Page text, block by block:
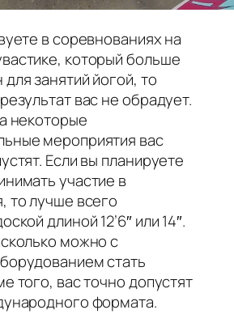
в соревнованиях на
который больше
занятий йогой, то
вас не обрадует.
некоторые
мероприятия вас
Если вы планируете
участие в
то лучше всего
длиной 12’6″ или 14″.
можно с
стать
того, вас точно допустят
формата.